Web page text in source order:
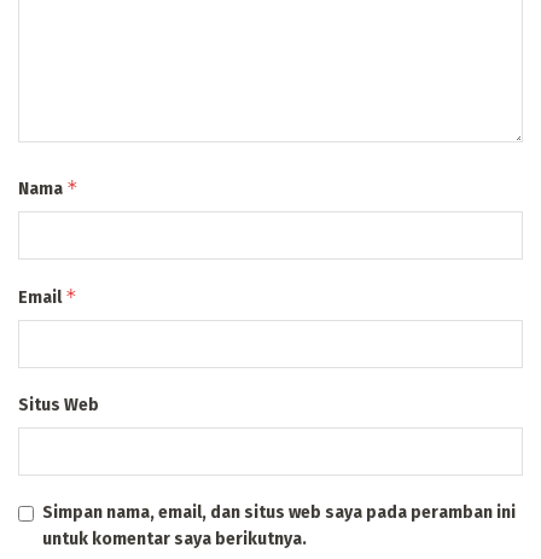
Nama *
Email*
Situs Web
Simpan nama, email, dan situs web saya pada peramban ini
untuk komentar saya berikutnya.